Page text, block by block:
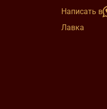
Написать в
Лавка